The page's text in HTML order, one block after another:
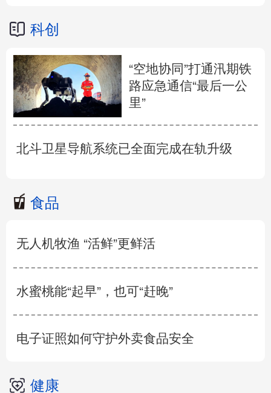
科创
“空地协同”打通汛期铁
路应急通信“最后一公
里”
北斗卫星导航系统已全面完成在轨升级
食品
无人机牧渔 “活鲜”更鲜活
水蜜桃能“起早”，也可“赶晚”
电子证照如何守护外卖食品安全
健康